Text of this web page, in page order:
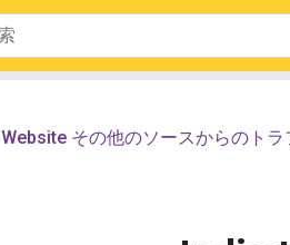
Website その他のソースからのトラ